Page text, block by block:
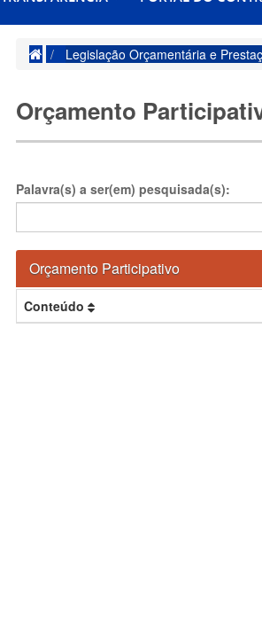
Legislação Orçamentária e
Orçamento
Palavra(s) a ser(em) pesquisada(s):
Orçamento Participativo
Conteúdo